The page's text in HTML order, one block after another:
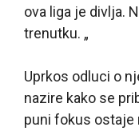
ova liga je divlja.
trenutku. „
Uprkos odluci o
nazire kako se
puni fokus ostaje